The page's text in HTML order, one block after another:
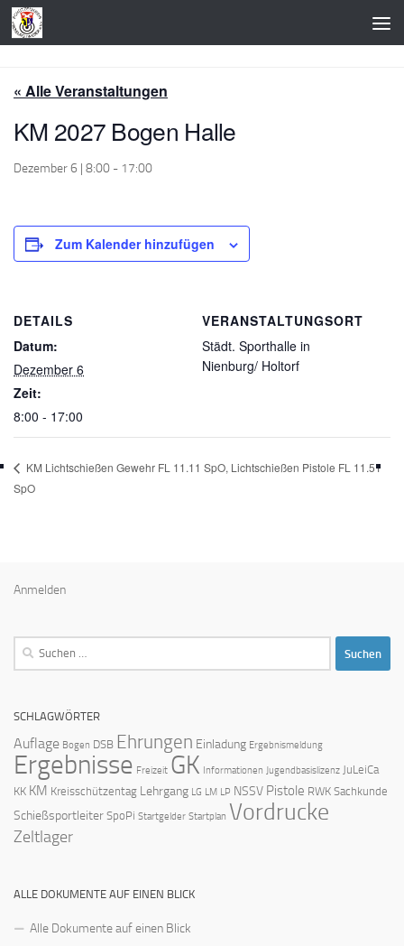
Zum Inhalt springen
« Alle Veranstaltungen
KM 2027 Bogen Halle
Dezember 6 | 8:00 - 17:00
Zum Kalender hinzufügen
DETAILS
Datum:
Dezember 6
Zeit:
8:00 - 17:00
VERANSTALTUNGSORT
Städt. Sporthalle in
Nienburg/ Holtorf
KM Lichtschießen Gewehr FL 11.11 SpO, Lichtschießen Pistole FL 11.51
SpO
Anmelden
Suchen
SCHLAGWÖRTER
Auflage Bogen DSB Ehrungen Einladung Ergebnismeldung
Ergebnisse Freizeit GK Informationen Jugendbasislizenz JuLeiCa
KK KM Kreisschützentag Lehrgang LG LM LP NSSV Pistole RWK Sachkunde
Schießsportleiter SpoPi Startgelder Startplan Vordrucke
Zeltlager
ALLE DOKUMENTE AUF EINEN BLICK
Alle Dokumente auf einen Blick